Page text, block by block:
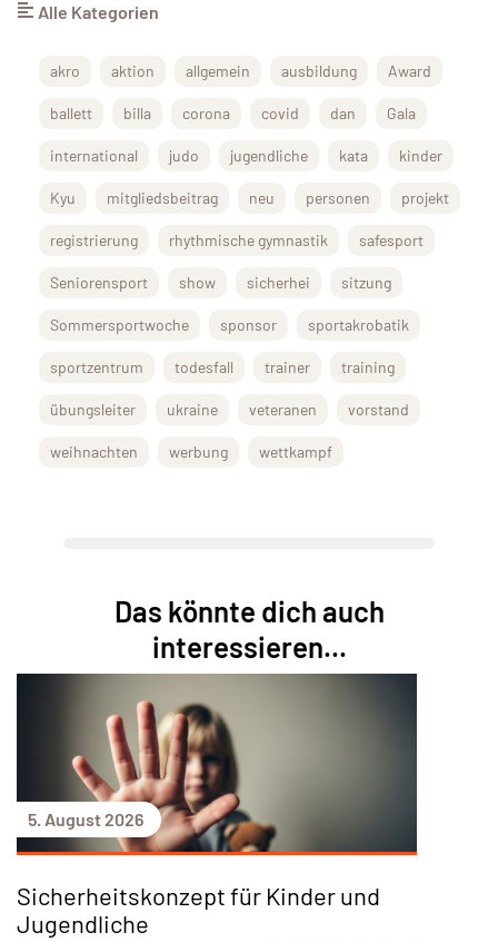
Alle Kategorien
akro aktion allgemein ausbildung Award
ballett billa corona covid dan Gala
international judo jugendliche kata kinder
Kyu mitgliedsbeitrag neu personen projekt
registrierung rhythmische gymnastik safesport
Seniorensport show sicherhei sitzung
Sommersportwoche sponsor sportakrobatik
sportzentrum todesfall trainer training
übungsleiter ukraine veteranen vorstand
weihnachten werbung wettkampf
Das könnte dich auch
interessieren...
5. August 2026
Sicherheitskonzept für Kinder und
Jugendliche